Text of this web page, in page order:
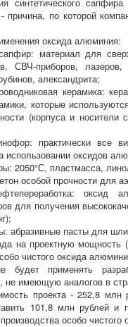
причина, по которой
оксида алюминия:
материал для
СВЧ-приборов,
александрита;
керамика:
которые
(корпуса и носители
практически все
использовании оксидов
2050°С, пластмасса,
особой прочности для
оксид
для получения
абразивные пасты для
на проектную мощность
чистого оксида
будет применять
не имеющую аналогов в
проекта - 252,8 млн
101,8 млн рублей и
особо